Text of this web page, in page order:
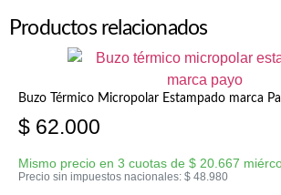
Productos relacionados
Buzo Térmico Micropolar Estampado marca
$ 62.000
Mismo precio en 3 cuotas de $ 20.667
Precio sin impuestos nacionales: $ 48.980